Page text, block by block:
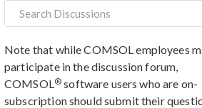
Note that while COMSOL employees
participate in the discussion forum,
COMSOL® software users who are on-
subscription should submit their